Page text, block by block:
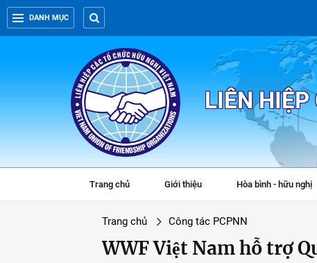
DANH MỤC
LIÊN HIỆP
Trang chủ Giới thiệu Hòa bình - hữu nghị
Trang chủ Công tác PCPNN
WWF Việt Nam hỗ trợ